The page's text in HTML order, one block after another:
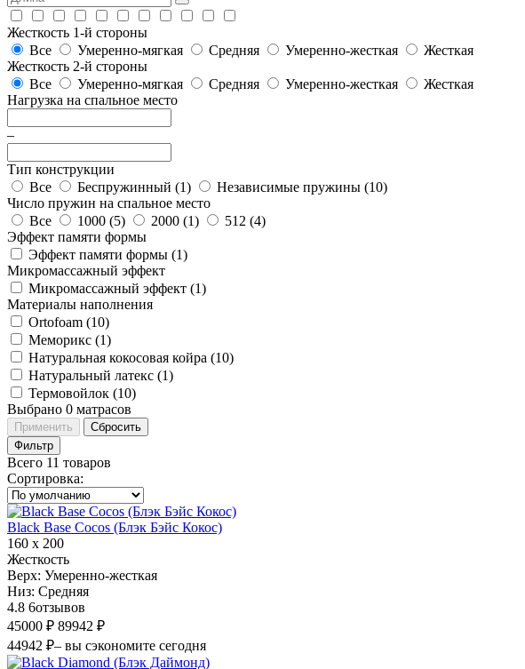
Жесткость 1-й стороны
Все
Умеренно-мягкая Средняя Умеренно-жесткая
Жесткая
Жесткость 2-й стороны
Все
Умеренно-мягкая Средняя Умеренно-жесткая
Жесткая
Нагрузка на спальное место
–
Тип конструкции
Все
Беспружинный (1) Независимые пружины (10)
Число пружин на спальное место
Все
1000 (5) 2000 (1) 512 (4)
Эффект памяти формы
Эффект памяти формы (1)
Микромассажный эффект
Микромассажный эффект (1)
Материалы наполнения
Ortofoam (10)
Меморикс (1)
Натуральная кокосовая койра (10)
Натуральный латекс (1)
Термовойлок (10)
Выбрано 0 матрасов
Применить
Сбросить
Фильтр
Всего 11 товаров
Сортировка:
Black Base Cocos (Блэк Бэйс Кокос)
160 х 200
Жесткость
Верх: Умеренно-жесткая
Низ: Средняя
4.8 6отзывов
45000 ₽ 89942 ₽
44942 ₽– вы сэкономите сегодня